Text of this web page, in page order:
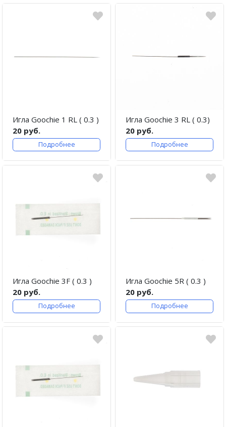
Игла Goochie 1 RL ( 0.3 )
20 руб.
Подробнее
Игла Goochie 3 RL ( 0.3)
20 руб.
Подробнее
Игла Goochie 3F ( 0.3 )
20 руб.
Подробнее
Игла Goochie 5R ( 0.3 )
20 руб.
Подробнее